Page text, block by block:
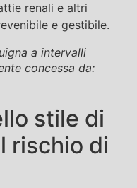
renali e altri
e gestibile.
a intervalli
concessa da:
stile di
rischio di